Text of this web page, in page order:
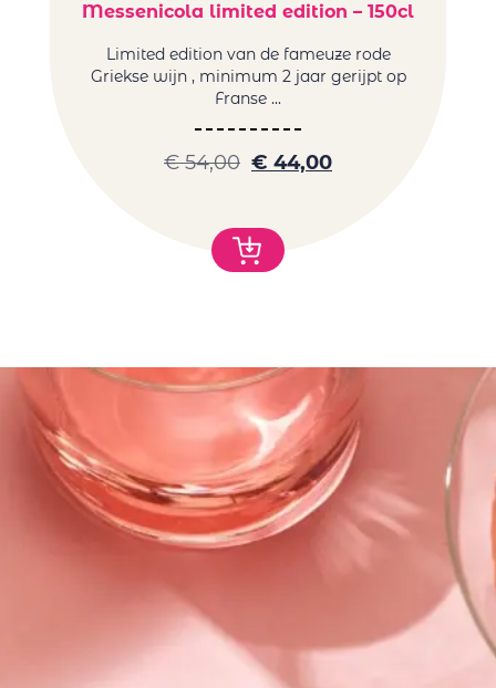
Messenicola limited edition – 150cl
Limited edition van de fameuze rode
Griekse wijn , minimum 2 jaar gerijpt op
Franse ...
€54,00 € 44,00